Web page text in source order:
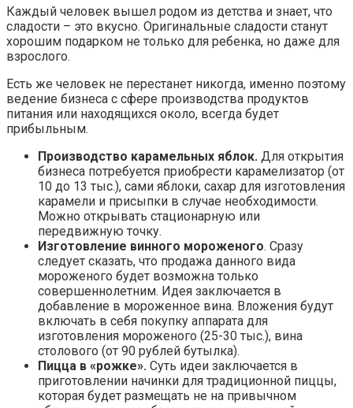
Каждый человек вышел родом из детства и знает, что
сладости – это вкусно. Оригинальные сладости станут
хорошим подарком не только для ребенка, но даже для
взрослого.
Есть же человек не перестанет никогда, именно поэтому
ведение бизнеса с сфере производства продуктов
питания или находящихся около, всегда будет
прибыльным.
Производство карамельных яблок. Для открытия
бизнеса потребуется приобрести карамелизатор (от
10 до 13 тыс.), сами яблоки, сахар для изготовления
карамели и присыпки в случае необходимости.
Можно открывать стационарную или
передвижную точку.
Изготовление винного мороженого. Сразу
следует сказать, что продажа данного вида
мороженого будет возможна только
совершеннолетним. Идея заключается в
добавление в мороженное вина. Вложения будут
включать в себя покупку аппарата для
изготовления мороженого (25-30 тыс.), вина
столового (от 90 рублей бутылка).
Пицца в «рожке». Суть идеи заключается в
приготовлении начинки для традиционной пиццы,
которая будет размещать не на привычном